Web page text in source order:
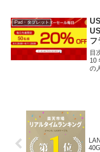
pc
iPad・タブレット
フ
目
10
の